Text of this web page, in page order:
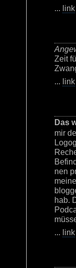
... link
Zeit
... link
Das
mir
nen
hab.
... link